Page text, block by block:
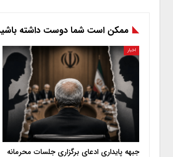
ممکن است شما دوست داشته
اخبار
جبهه پایداری ادعای برگزاری جلسات محرمانه